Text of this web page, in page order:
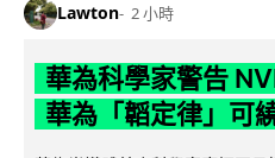
Lawton 2 小時
華為科學家警告
華為「韜定律」可